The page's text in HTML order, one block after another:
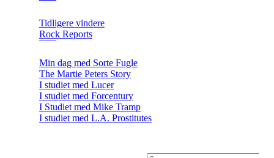
Tidligere vindere
Rock Reports
Min dag med Sorte Fugle
The Martie Peters Story
I studiet med Lucer
I studiet med Forcentury
I Studiet med Mike Tramp
I studiet med L.A. Prostitutes